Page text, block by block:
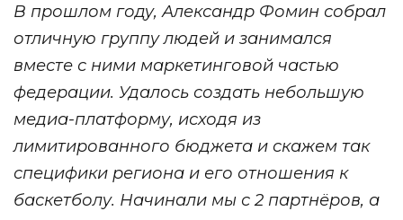
В прошлом году, Александр Фомин собрал
отличную группу людей и занимался
вместе с ними маркетинговой частью
федерации. Удалось создать небольшую
медиа-платформу, исходя из
лимитированного бюджета и скажем так
специфики региона и его отношения к
баскетболу. Начинали мы с 2 партнёров, а